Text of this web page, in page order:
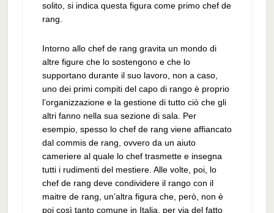
solito, si indica questa figura come primo chef de
rang.
Intorno allo chef de rang gravita un mondo di
altre figure che lo sostengono e che lo
supportano durante il suo lavoro, non a caso,
uno dei primi compiti del capo di rango è proprio
l’organizzazione e la gestione di tutto ciò che gli
altri fanno nella sua sezione di sala. Per
esempio, spesso lo chef de rang viene affiancato
dal commis de rang, ovvero da un aiuto
cameriere al quale lo chef trasmette e insegna
tutti i rudimenti del mestiere. Alle volte, poi, lo
chef de rang deve condividere il rango con il
maitre de rang, un’altra figura che, però, non è
poi così tanto comune in Italia, per via del fatto